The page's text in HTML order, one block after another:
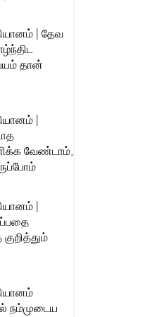
| தேவ
தான்
|
வேண்டாம்,
|
நம்முடைய